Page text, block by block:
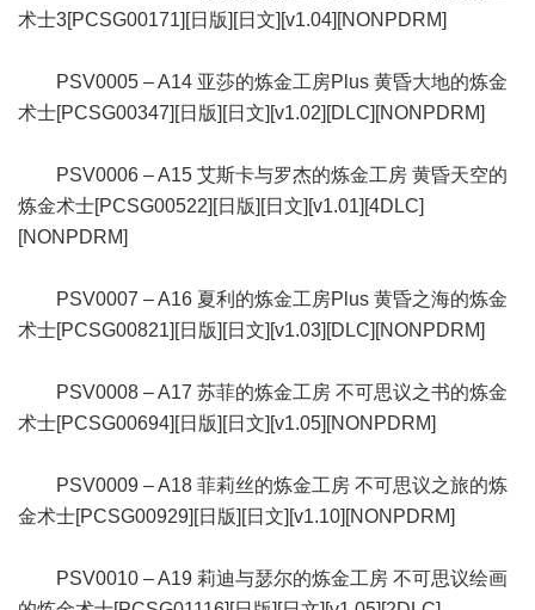
术士3[PCSG00171][日版][日文][v1.04][NONPDRM]
PSV0005 – A14 亚莎的炼金工房Plus 黄昏大地的炼金
术士[PCSG00347][日版][日文][v1.02][DLC][NONPDRM]
PSV0006 – A15 艾斯卡与罗杰的炼金工房 黄昏天空的
炼金术士[PCSG00522][日版][日文][v1.01][4DLC]
[NONPDRM]
PSV0007 – A16 夏利的炼金工房Plus 黄昏之海的炼金
术士[PCSG00821][日版][日文][v1.03][DLC][NONPDRM]
PSV0008 – A17 苏菲的炼金工房 不可思议之书的炼金
术士[PCSG00694][日版][日文][v1.05][NONPDRM]
PSV0009 – A18 菲莉丝的炼金工房 不可思议之旅的炼
金术士[PCSG00929][日版][日文][v1.10][NONPDRM]
PSV0010 – A19 莉迪与瑟尔的炼金工房 不可思议绘画